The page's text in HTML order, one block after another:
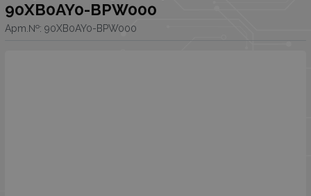
90XB0AY0-BPW000
Арт.№: 90XB0AY0-BPW000